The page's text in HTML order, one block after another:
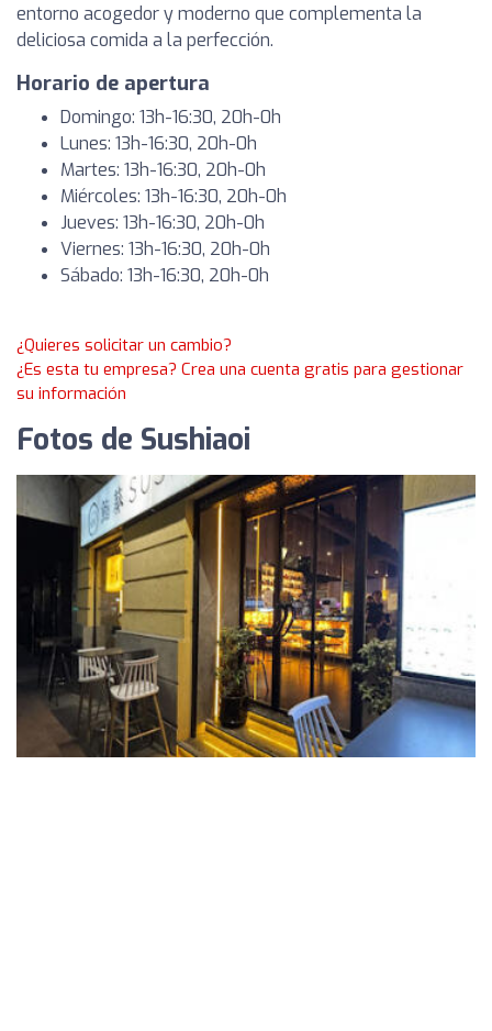
entorno acogedor y moderno que complementa la
deliciosa comida a la perfección.
Horario de apertura
Domingo: 13h-16:30, 20h-0h
Lunes: 13h-16:30, 20h-0h
Martes: 13h-16:30, 20h-0h
Miércoles: 13h-16:30, 20h-0h
Jueves: 13h-16:30, 20h-0h
Viernes: 13h-16:30, 20h-0h
Sábado: 13h-16:30, 20h-0h
¿Quieres solicitar un cambio?
¿Es esta tu empresa? Crea una cuenta gratis para gestionar
su información
Fotos de Sushiaoi